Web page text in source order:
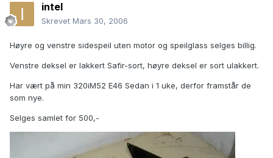
intel
Skrevet Mars 30, 2006
Høyre og venstre sidespeil uten motor og speilglass selges billig.
Venstre deksel er lakkert Safir-sort, høyre deksel er sort ulakkert.
Har vært på min 320iM52 E46 Sedan i 1 uke, derfor framstår de
som nye.
Selges samlet for 500,-